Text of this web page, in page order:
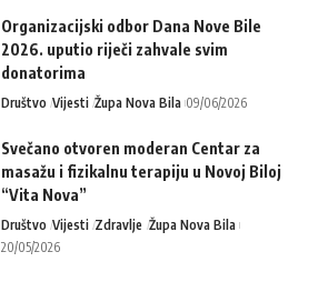
Organizacijski odbor Dana Nove Bile
2026. uputio riječi zahvale svim
donatorima
Društvo Vijesti Župa Nova Bila 09/06/2026
Svečano otvoren moderan Centar za
masažu i fizikalnu terapiju u Novoj Biloj
“Vita Nova”
Društvo Vijesti Zdravlje Župa Nova Bila
20/05/2026